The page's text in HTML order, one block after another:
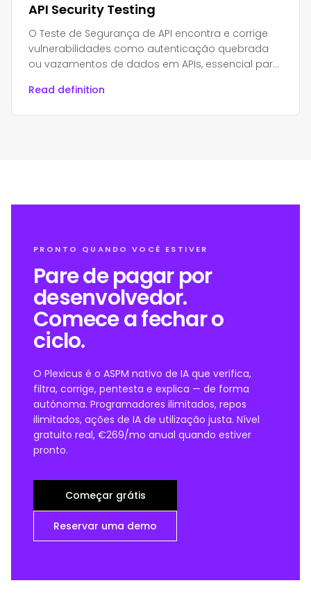
API Security Testing
O Teste de Segurança de API encontra e corrige
vulnerabilidades como autenticação quebrada
ou vazamentos de dados em APIs, essencial para
Read definition
PRONTO QUANDO VOCÊ ESTIVER
Pare de pagar por
desenvolvedor.
Comece a fechar o
ciclo.
O Plexicus é o ASPM nativo de IA que verifica,
filtra, corrige, pentesta e explica — de forma
autónoma. Programadores ilimitados, repos
ilimitados, ações de IA de utilização justa. Nível
gratuito real, €269/mo anual quando estiver
pronto.
Começar grátis
Reservar uma demo